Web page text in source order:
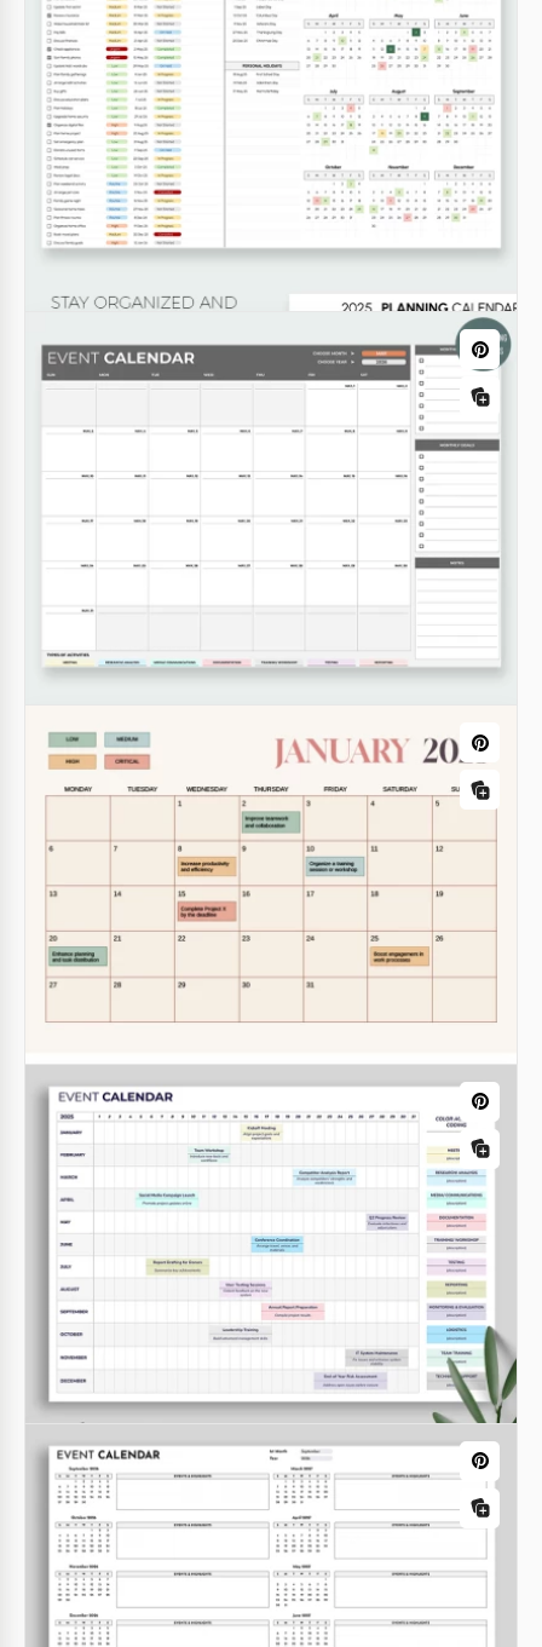
2025-2026
Veranstaltungsplanungskalender
Profitieren Sie von unserem
Veranstaltungskalender-Template für 2025-2026 in
Google Sheets und Excel.